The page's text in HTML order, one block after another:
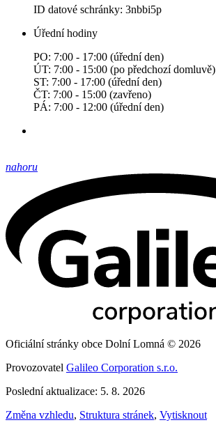
ID datové schránky: 3nbbi5p
Úřední hodiny
PO: 7:00 - 17:00 (úřední den)
ÚT: 7:00 - 15:00 (po předchozí domluvě)
ST: 7:00 - 17:00 (úřední den)
ČT: 7:00 - 15:00 (zavřeno)
PÁ: 7:00 - 12:00 (úřední den)
nahoru
Oficiální stránky obce Dolní Lomná © 2026
Provozovatel Galileo Corporation s.r.o.
Poslední aktualizace: 5. 8. 2026
Změna vzhledu, Struktura stránek, Vytisknout